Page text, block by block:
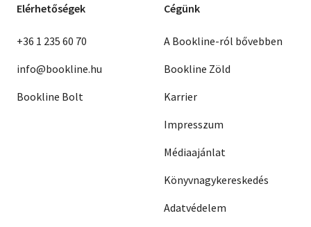
Elérhetőségek
+36 1 235 60 70
info@bookline.hu
Bookline Bolt
Cégünk
A Bookline-ról bővebben
Bookline Zöld
Karrier
Impresszum
Médiaajánlat
Könyvnagykereskedés
Adatvédelem